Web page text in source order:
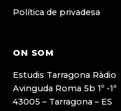
Política de privadesa
ON SOM
Estudis Tarragona Ràdio
Avinguda Roma 5b 1º -1ª
43005 – Tarragona – ES